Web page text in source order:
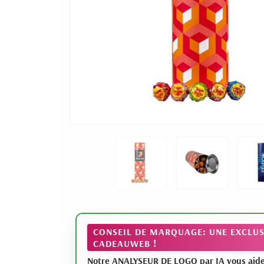
CONSEIL DE MARQUAGE: UNE
CADEAUWEB !
Notre ANALYSEUR DE LOGO par IA vous